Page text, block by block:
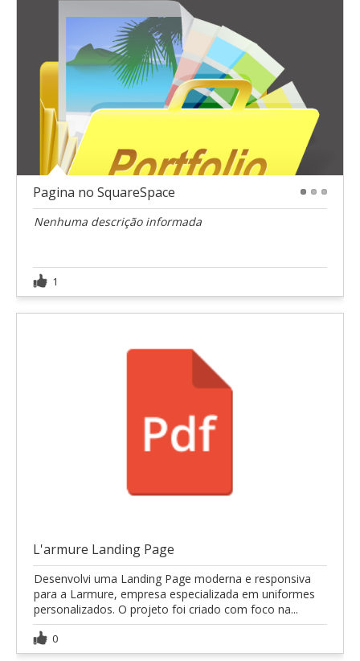
Pagina no SquareSpace
Nenhuma descrição informada
1
L'armure Landing Page
Desenvolvi uma Landing Page moderna e responsiva
para a Larmure, empresa especializada em uniformes
personalizados. O projeto foi criado com foco na...
0